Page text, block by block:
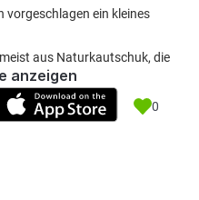
vorgeschlagen ein kleines
aus Naturkautschuk, die
0
anzeigen